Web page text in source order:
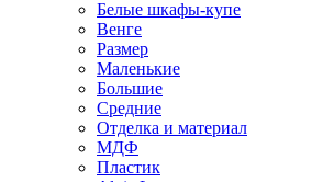
Белые шкафы-купе
Венге
Размер
Маленькие
Большие
Средние
Отделка и материал
МДФ
Пластик